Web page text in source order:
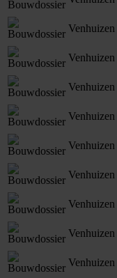
Venhuizen
Venhuizen
Venhuizen
Venhuizen
Venhuizen
Venhuizen
Venhuizen
Venhuizen
Venhuizen